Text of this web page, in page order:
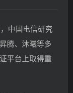
中国电信研究
腾、沐曦等多
平台上取得重